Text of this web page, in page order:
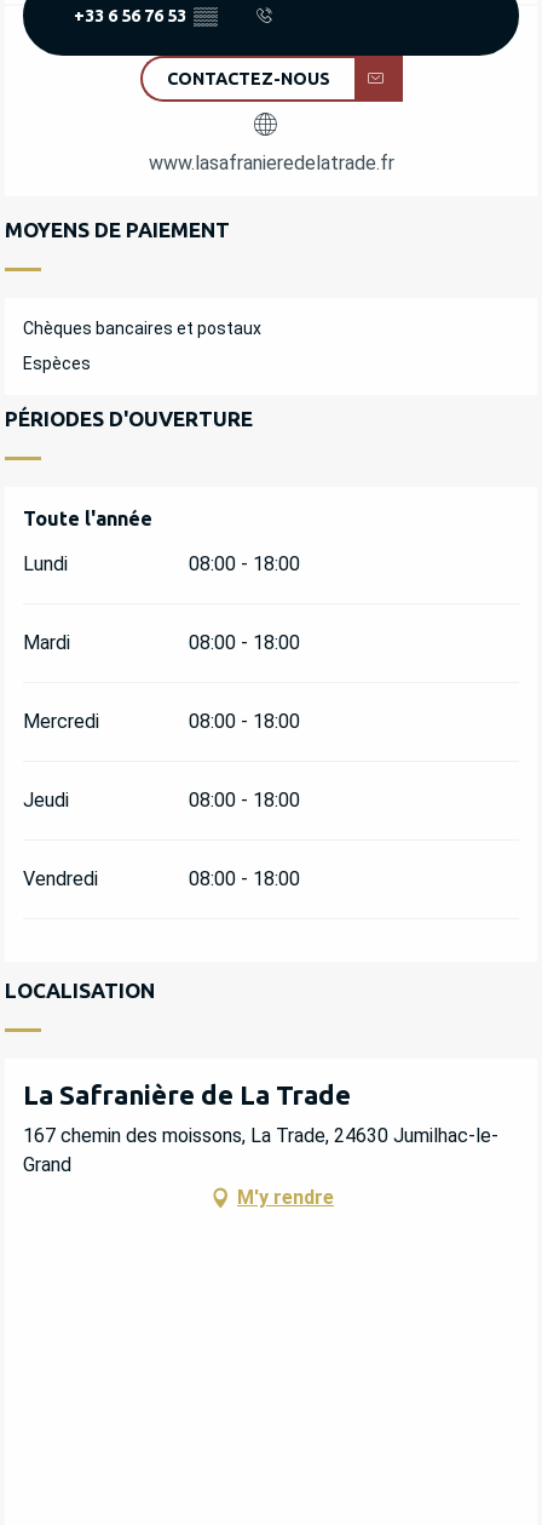
+33 6 56 76 53 ▒▒
CONTACTEZ-NOUS
www.lasafranieredelatrade.fr
MOYENS DE PAIEMENT
Chèques bancaires et postaux
Espèces
PÉRIODES D'OUVERTURE
Toute l'année
Toute l'année
Lundi 08:00 - 18:00
Mardi 08:00 - 18:00
Mercredi 08:00 - 18:00
Jeudi 08:00 - 18:00
Vendredi 08:00 - 18:00
LOCALISATION
La Safranière de La Trade
167 chemin des moissons, La Trade, 24630 Jumilhac-le-
Grand
M'y rendre